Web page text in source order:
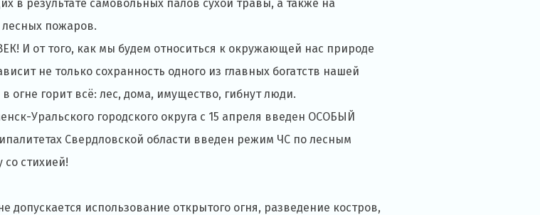
результате самовольных палов сухой травы, а также на
пожаров.
И от того, как мы будем относиться к окружающей нас природе
не только сохранность одного из главных богатств нашей
огне горит всё: лес, дома, имущество, гибнут люди.
Уральского городского округа с 15 апреля введен ОСОБЫЙ
Свердловской области введен режим ЧС по лесным
стихией!
использование открытого огня, разведение костров,